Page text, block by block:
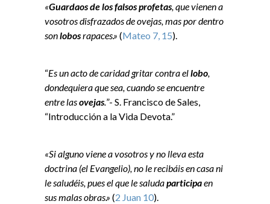
«Guardaos de los falsos profetas, que vienen a
vosotros disfrazados de ovejas, mas por dentro
sonlobosrapaces.» (Mateo 7, 15).
“Es un acto de caridad gritar contra ellobo,
dondequiera que sea, cuando se encuentre
entre lasovejas.”- S. Francisco de Sales,
“Introducción a la Vida Devota.”
«Si alguno viene a vosotros y no lleva esta
doctrina (el Evangelio), no le recibáis en casa ni
le saludéis, pues el que le saludaparticipaen
sus malas obras.» (2 Juan 10).